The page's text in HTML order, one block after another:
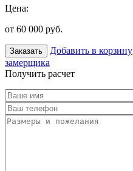
Цена:
от 60 000 руб.
Заказать Добавить в корзину
замерщика
Получить расчет